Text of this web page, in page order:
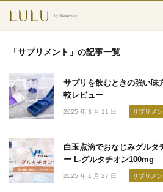
スキンケア
メークアップ
エイジングケア
フレグランス
「サプリメント」の記事一覧
サプリを飲むときの強い味
較レビュー
2025 年 3 月 11 日 サプリメン
白玉点滴でおなじみグルタ
ー L-グルタチオン100mg
2025 年 1 月 27 日 サプリメン